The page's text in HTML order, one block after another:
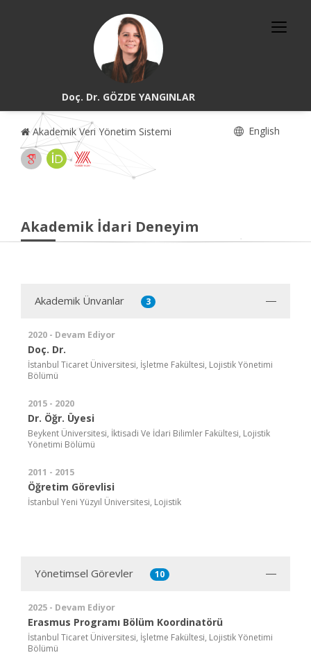
Doç. Dr. GÖZDE YANGINLAR
Akademik Veri Yönetim Sistemi English
Akademik İdari Deneyim
Akademik Ünvanlar 3
2020 - Devam Ediyor
Doç. Dr.
İstanbul Ticaret Üniversitesi, İşletme Fakültesi, Lojistik Yönetimi
Bölümü
2015 - 2020
Dr. Öğr. Üyesi
Beykent Üniversitesi, İktisadi Ve İdari Bilimler Fakültesi, Lojistik
Yönetimi Bölümü
2011 - 2015
Öğretim Görevlisi
İstanbul Yeni Yüzyıl Üniversitesi, Lojistik
Yönetimsel Görevler 10
2025 - Devam Ediyor
Erasmus Programı Bölüm Koordinatörü
İstanbul Ticaret Üniversitesi, İşletme Fakültesi, Lojistik Yönetimi
Bölümü